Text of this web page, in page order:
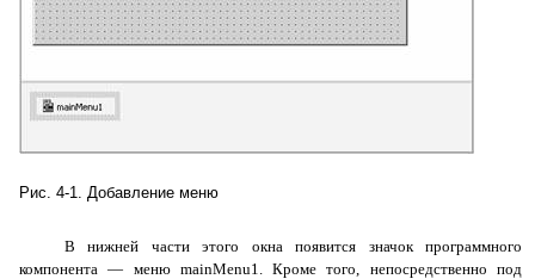
Рис. 4-1. Добавление меню
В нижней части этого окна появится значок программного
компонента — меню mainMenu1
. Кроме того, непосредственно под